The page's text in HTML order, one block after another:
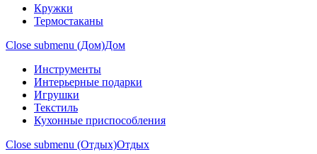
Кружки
Термостаканы
Close submenu (Дом)Дом
Инструменты
Интерьерные подарки
Игрушки
Текстиль
Кухонные приспособления
Close submenu (Отдых)Отдых